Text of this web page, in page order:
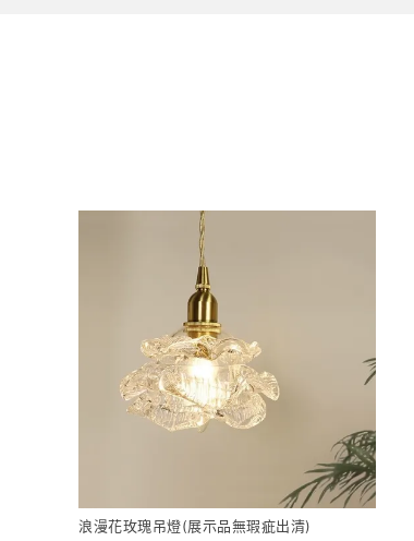
浪漫花玫瑰吊燈(展示品無瑕疵出清)